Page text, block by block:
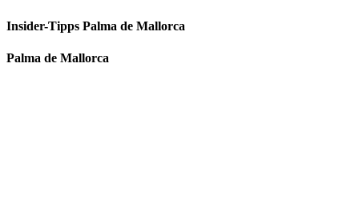
Insider-Tipps Palma de Mallorca
Palma de Mallorca